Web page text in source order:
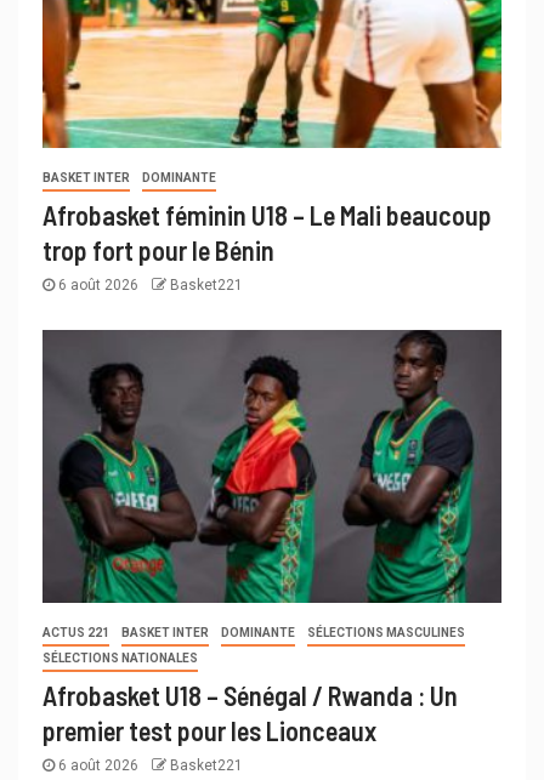
BASKET INTER DOMINANTE
Afrobasket féminin U18 – Le Mali beaucoup
trop fort pour le Bénin
6 août 2026 Basket221
ACTUS 221 BASKET INTER DOMINANTE
SÉLECTIONS MASCULINES
SÉLECTIONS NATIONALES
Afrobasket U18 – Sénégal / Rwanda : Un
premier test pour les Lionceaux
6 août 2026 Basket221